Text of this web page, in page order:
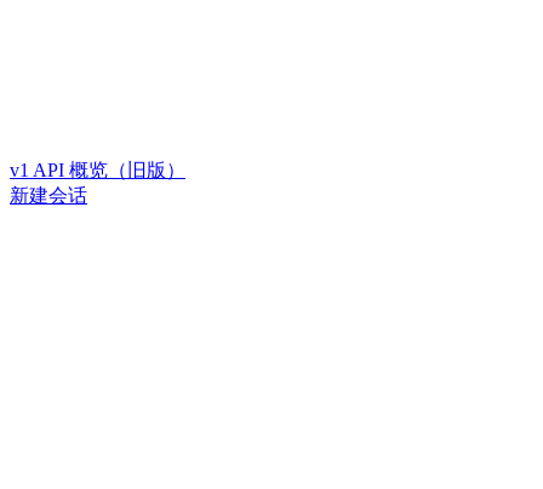
v1 API 概览（旧版）
新建会话